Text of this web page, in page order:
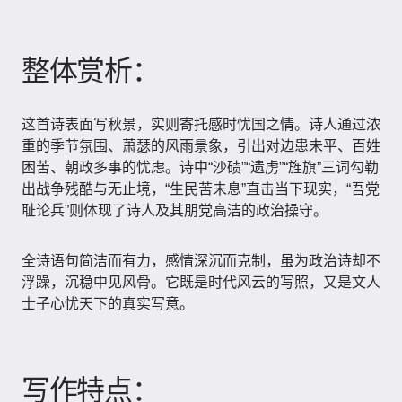
整体赏析：
这首诗表面写秋景，实则寄托感时忧国之情。诗人通过浓
重的季节氛围、萧瑟的风雨景象，引出对边患未平、百姓
困苦、朝政多事的忧虑。诗中“沙碛”“遗虏”“旌旗”三词勾勒
出战争残酷与无止境，“生民苦未息”直击当下现实，“吾党
耻论兵”则体现了诗人及其朋党高洁的政治操守。
全诗语句简洁而有力，感情深沉而克制，虽为政治诗却不
浮躁，沉稳中见风骨。它既是时代风云的写照，又是文人
士子心忧天下的真实写意。
写作特点：